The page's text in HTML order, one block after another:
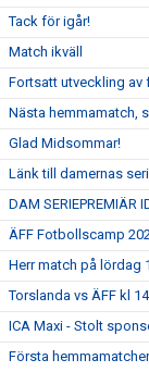
Tack för igår!
Match ikväll
Fortsatt utveckling
Nästa hemmamatch,
Glad Midsommar!
Länk till damernas
DAM SERIEPREMIÄR
ÄFF Fotbollscamp
Herr match på lördag
Torslanda vs ÄFF kl
ICA Maxi - Stolt
Första